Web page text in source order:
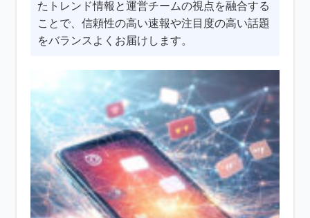
たトレンド情報と運営チームの視点を融合する
ことで、信頼性の高い速報や注目度の高い話題
をバランスよくお届けします。